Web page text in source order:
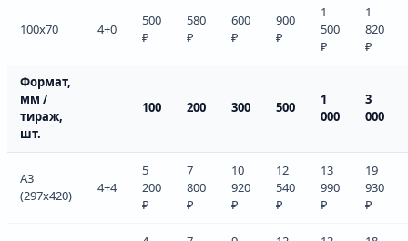
100x70 4+0
500
₽
580
₽
600
₽
900
₽
1
500
₽
1
820
₽
Формат,
мм /
тираж,
шт.
100 200 300 500
1
000
3
000
A3
(297x420)
4+4
5
200
₽
7
800
₽
10
920
₽
12
540
₽
13
990
₽
19
930
₽